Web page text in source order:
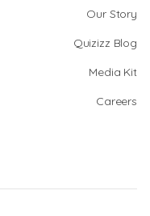
Our Story
Quizizz Blog
Media Kit
Careers